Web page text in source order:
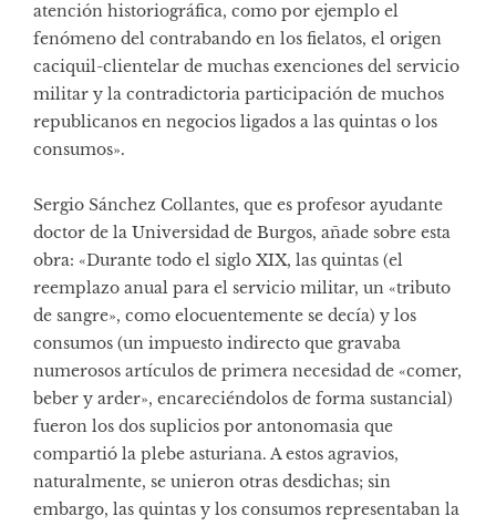
atención historiográfica, como por ejemplo el
fenómeno del contrabando en los fielatos, el origen
caciquil-clientelar de muchas exenciones del servicio
militar y la contradictoria participación de muchos
republicanos en negocios ligados a las quintas o los
consumos».
Sergio Sánchez Collantes, que es profesor ayudante
doctor de la Universidad de Burgos, añade sobre esta
obra: «Durante todo el siglo XIX, las quintas (el
reemplazo anual para el servicio militar, un «tributo
de sangre», como elocuentemente se decía) y los
consumos (un impuesto indirecto que gravaba
numerosos artículos de primera necesidad de «comer,
beber y arder», encareciéndolos de forma sustancial)
fueron los dos suplicios por antonomasia que
compartió la plebe asturiana. A estos agravios,
naturalmente, se unieron otras desdichas; sin
embargo, las quintas y los consumos representaban la